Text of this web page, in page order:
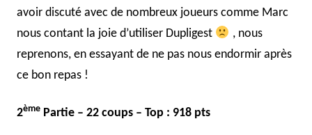
avoir discuté avec de nombreux joueurs comme Marc
nous contant la joie d’utiliser Dupligest
, nous
reprenons, en essayant de ne pas nous endormir après
ce bon repas !
2ème Partie – 22 coups – Top : 918 pts